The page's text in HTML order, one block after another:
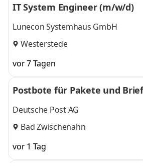
IT System Engineer (m/w/d)
Lunecon Systemhaus GmbH
Westerstede
vor 7 Tagen
Postbote für Pakete und
Deutsche Post AG
Bad Zwischenahn
vor 1 Tag